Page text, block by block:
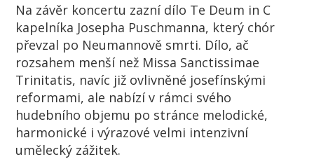
Na závěr koncertu zazní dílo Te Deum in C
kapelníka Josepha Puschmanna, který chór
převzal po Neumannově smrti. Dílo, ač
rozsahem menší než Missa Sanctissimae
Trinitatis, navíc již ovlivněné josefínskými
reformami, ale nabízí v rámci svého
hudebního objemu po stránce melodické,
harmonické i výrazové velmi intenzivní
umělecký zážitek.